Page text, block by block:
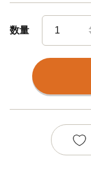
数量